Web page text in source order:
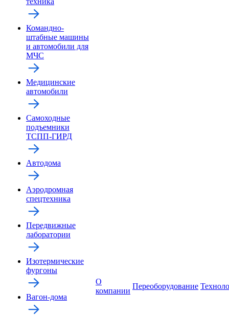
Командно-
штабные машины
и автомобили для
МЧС
Медицинские
автомобили
Самоходные
подъемники
ТСПП-ГИРД
Автодома
Аэродромная
спецтехника
Передвижные
лаборатории
Изотермические
фургоны
Вагон-дома
О
компании
Переоборудование